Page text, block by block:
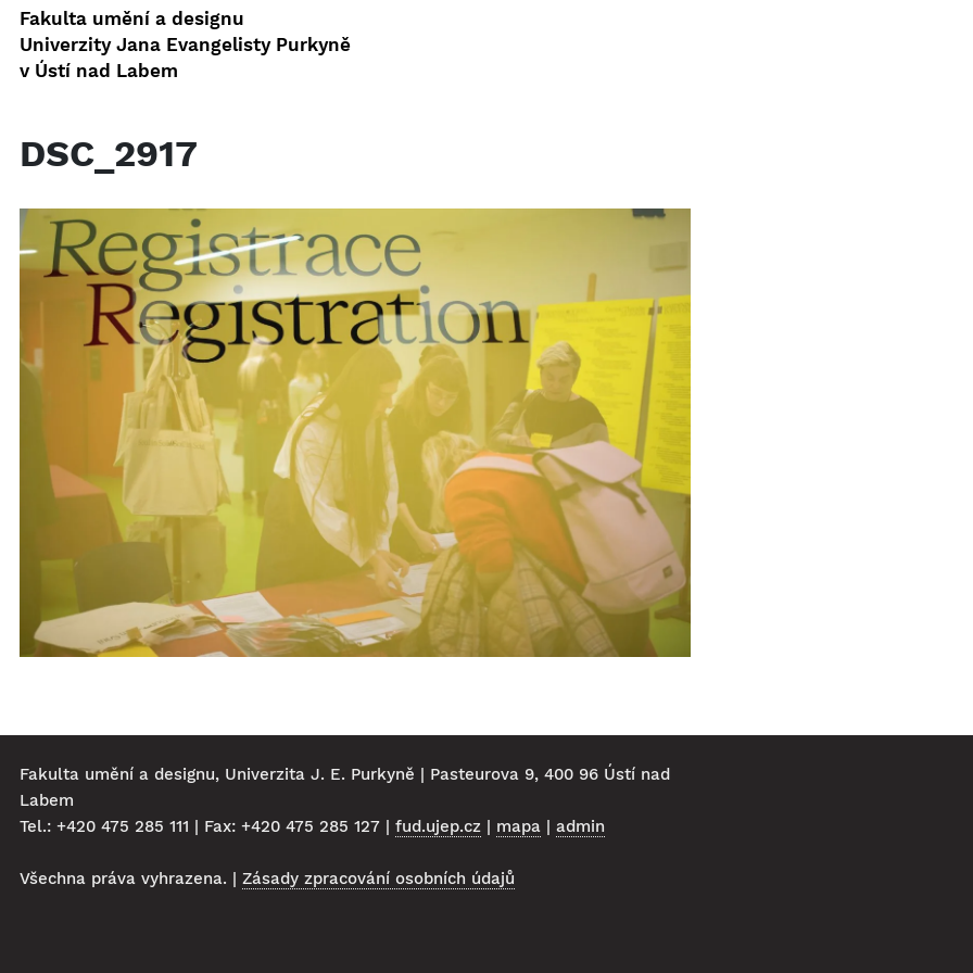
Fakulta umění a designu
Univerzity Jana Evangelisty Purkyně
v Ústí nad Labem
DSC_2917
Fakulta umění a designu, Univerzita J. E. Purkyně | Pasteurova 9, 400 96 Ústí nad
Labem
Tel.: +420 475 285 111 | Fax: +420 475 285 127 | fud.ujep.cz | mapa | admin
Všechna práva vyhrazena. | Zásady zpracování osobních údajů